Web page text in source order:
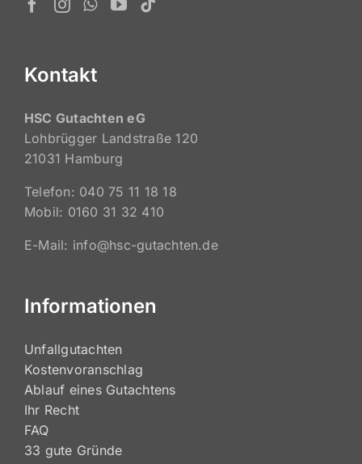
Kontakt
HSC Gutachten eG
Lohbrügger Landstraße 120
21031 Hamburg
Telefon: 040 75 11 18 18
Mobil: 0160 31 32 410
E-Mail: info@hsc-gutachten.de
Informationen
Unfallgutachten
Kostenvoranschlag
Ablauf eines Gutachtens
Ihr Recht
FAQ
33 gute Gründe